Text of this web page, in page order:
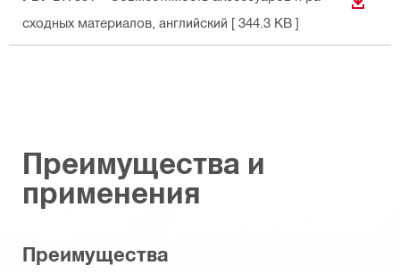
сходных материалов , английский [ 344.3 KB ]
Преимущества и
применения
Преимущества